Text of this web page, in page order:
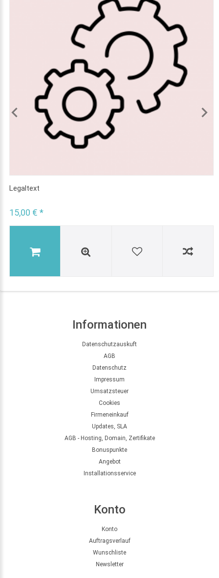
Legaltext
15,00 € *
Informationen
Datenschutzauskuft
AGB
Datenschutz
Impressum
Umsatzsteuer
Cookies
Firmeneinkauf
Updates, SLA
AGB - Hosting, Domain, Zertifikate
Bonuspunkte
Angebot
Installationsservice
Konto
Konto
Auftragsverlauf
Wunschliste
Newsletter